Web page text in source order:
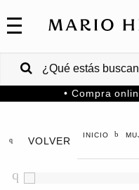
COLECCIONES
VENTAS
CORPORATIVAS
• Compra
VOLVER